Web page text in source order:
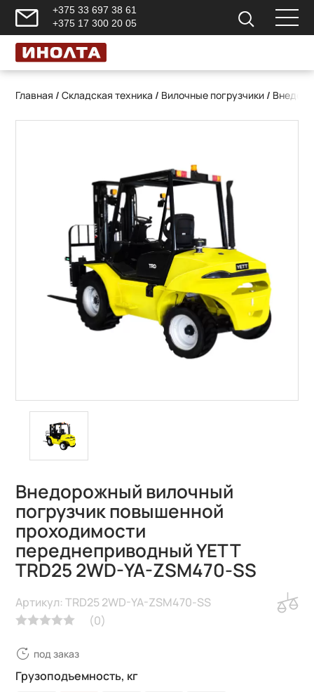
+375 33 697 38 61
+375 17 300 20 05
Главная /Складская техника / Вилочные погрузчики /
Внедорожный вилочный
погрузчик повышенной
проходимости
переднеприводный YETT
TRD25 2WD-YA-ZSM470-SS
(0)
Артикул: TRD25 2WD-YA-ZSM470-SS
под заказ
Грузоподъемность, кг